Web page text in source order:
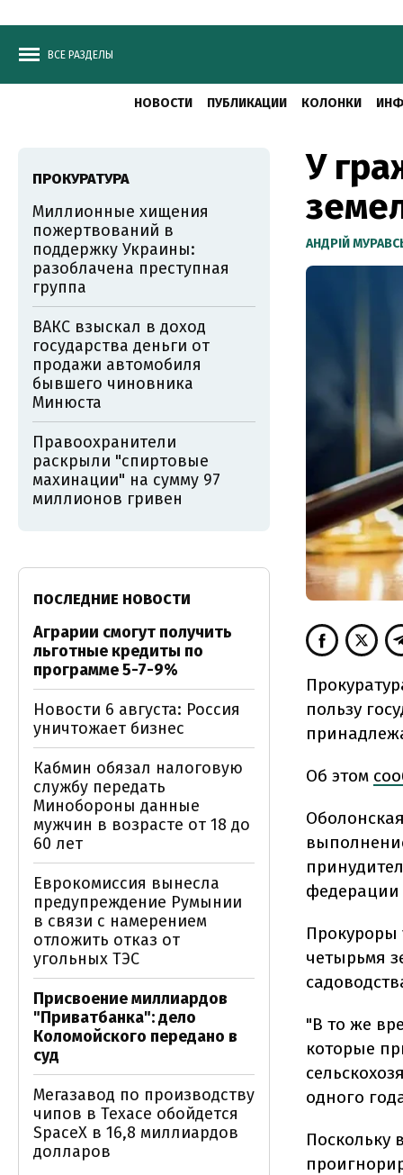
ВСЕ РАЗДЕЛЫ
НОВОСТИ ПУБЛИКАЦИИ КОЛОНКИ
У
АНДРІЙ
пользу
Об этом
федерации
Прокуроры
четырьмя
"В то же
которые
одного
Поскольку
ПРОКУРАТУРА
Миллионные хищения
пожертвований в
поддержку Украины:
разоблачена преступная
группа
ВАКС взыскал в доход
государства деньги от
продажи автомобиля
бывшего чиновника
Минюста
Правоохранители
раскрыли "спиртовые
махинации" на сумму 97
миллионов гривен
ПОСЛЕДНИЕ НОВОСТИ
Аграрии смогут получить
льготные кредиты по
программе 5-7-9%
Новости 6 августа: Россия
уничтожает бизнес
Кабмин обязал налоговую
службу передать
Минобороны данные
мужчин в возрасте от 18 до
60 лет
Еврокомиссия вынесла
предупреждение Румынии
в связи с намерением
отложить отказ от
угольных ТЭС
Присвоение миллиардов
"Приватбанка": дело
Коломойского передано в
суд
Мегазавод по производству
чипов в Техасе обойдется
SpaceX в 16,8 миллиардов
долларов